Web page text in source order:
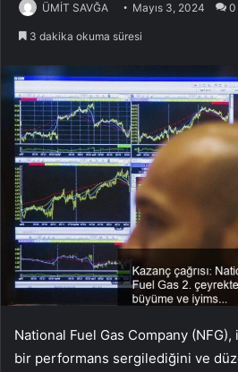
ÜMİT SAVĞA Mayıs 3, 2024 0
3 dakika okuma süresi
National Fuel Gas Company
bir performans sergilediğini ve